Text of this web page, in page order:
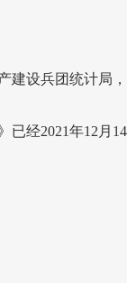
建设兵团统计局
已经2021年12